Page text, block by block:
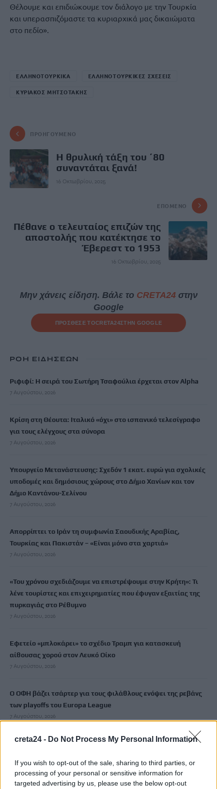
creta24 - Do Not Process My Personal Information
If you wish to opt-out of the sale, sharing to third parties, or
processing of your personal or sensitive information for
targeted advertising by us, please use the below opt-out
Θέλουμε και επιδιώκουμε τον διάλογο με την Τουρκία
και υπερασπιζόμαστε τα κυριαρχικά μας δικαιώματα
στο πεδίο».
ΕΛΛΗΝΟΤΟΥΡΚΙΚΑ ΕΛΛΗΝΟΤΟΥΡΚΙΚΕΣ ΣΧΕΣΕΙΣ
ΚΥΡΙΑΚΟΣ ΜΗΤΣΟΤΑΚΗΣ
ΠΡΟΗΓΟΎΜΕΝΟ
Η θρυλική τάξη του ΄80
συναντάται ξανά!
16 Οκτωβρίου, 2025
ΕΠΌΜΕΝΟ
Πέθανε ο τελευταίος επιζών της
αποστολής που κατέκτησε το
Έβερεστ το 1953
16 Οκτωβρίου, 2025
Μην χάνεις είδηση. Βάλε το CRETA24στην
Google
ΠΡΟΣΘΕΣΕ ΤΟCRETA24ΣΤΗΝ GOOGLE
ΡΟΗ ΕΙΔΗΣΕΩΝ
Ριφιφί: Η σειρά του Σωτήρη Τσαφούλια έρχεται στον Alpha
7 Αυγούστου, 2026
Κρίση στη Θέουτα: Ιταλικό «όχι» στο ισπανικό τελεσίγραφο
για τους ελέγχους στα σύνορα
7 Αυγούστου, 2026
Υπουργείο Μετανάστευσης: Σχεδόν 1 εκατ. ευρώ για σχολικές
υποδομές και δημόσιους χώρους στο Δήμο Χανίων και τον
Δήμο Καντάνου-Σελίνου
7 Αυγούστου, 2026
Απορρίπτει το Ιράν τη συμφωνία Σαουδικής Αραβίας,
Τουρκίας και Πακιστάν – «Είναι μόνο στα χαρτιά»
7 Αυγούστου, 2026
«Του χρόνου σχεδιάζουμε να επιστρέψουμε στην Κρήτη»: Τι
λένε τουρίστες και επιχειρηματίες που έφυγαν εξαιτίας της
πυρκαγιάς στο Ρέθυμνο
7 Αυγούστου, 2026
Εφετείο «μπλοκάρει» το σχέδιο Τραμπ για κατασκευή
αίθουσας χορού στον Λευκό Οίκο
7 Αυγούστου, 2026
Ο ΟΦΗ βάζει τσάρτερ για τους φιλάθλους ενόψει της ρεβάνς
των playoffs του Europa League
7 Αυγούστου, 2026
Δυστύχημα στις Σέρρες: «Δεν υπήρχε χρόνος για αντίδραση»,
7 Αυγούστου, 2026